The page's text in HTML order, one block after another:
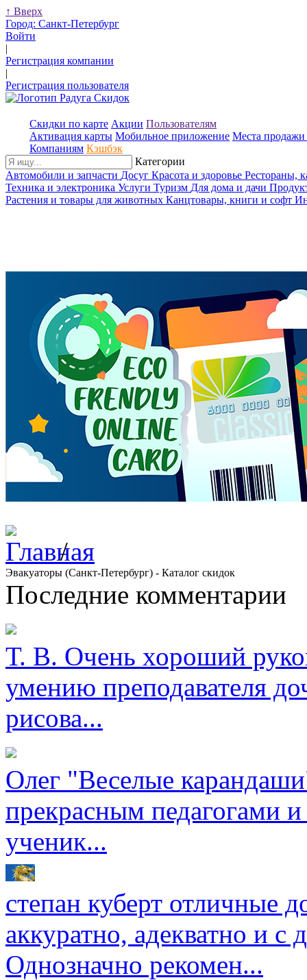
↑ Вверх
Город: Санкт-Петербург
Войти
|
Регистрация компании
|
Регистрация пользователя
Скидки по карте Акции Пользователям
Активация карты Мобильное приложение Места продажи
Компаниям Кэшбэк
Категории
Автомобили и запчасти Досуг Красота и здоровье Рестораны,
Техника и электроника Услуги Туризм Для дома и дачи
Растения и товары для животных Канцтовары, книги и софт
/
Эвакуаторы (Санкт-Петербург) - Каталог скидок
Последние комментарии
Т. В. Очень хороший
умению преподавателя
рисова...
Олег "Веселые
прекрасным педагогами
ученик...
степан куберт отличные
аккуратно, адекватно и
Однозначно рекомен...